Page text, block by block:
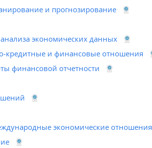
и прогнозирование
экономических данных
кредитные и финансовые отношения
финансовой отчетности
экономические отношения